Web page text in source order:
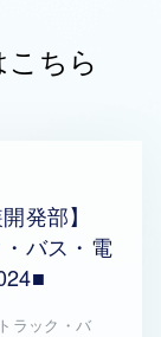
ちら
発部】
バス・電
ラック・バ